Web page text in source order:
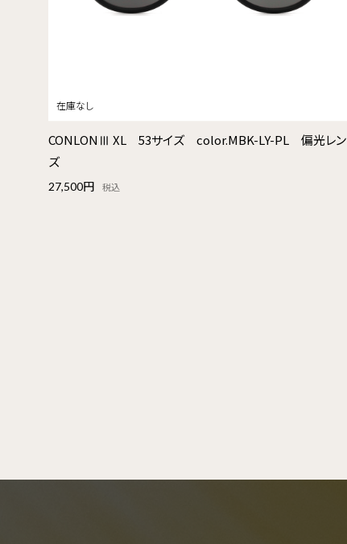
CONLONⅢ XL 53サイズ color.MBK-LY-PL 偏光レン
ズ
27,500円 税込